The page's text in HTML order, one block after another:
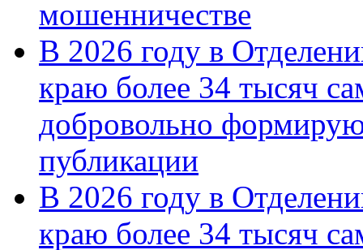
мошенничестве
В 2026 году в
краю более 34 тысяч
добровольно
публикации
В 2026 году в
краю более 34 тысяч